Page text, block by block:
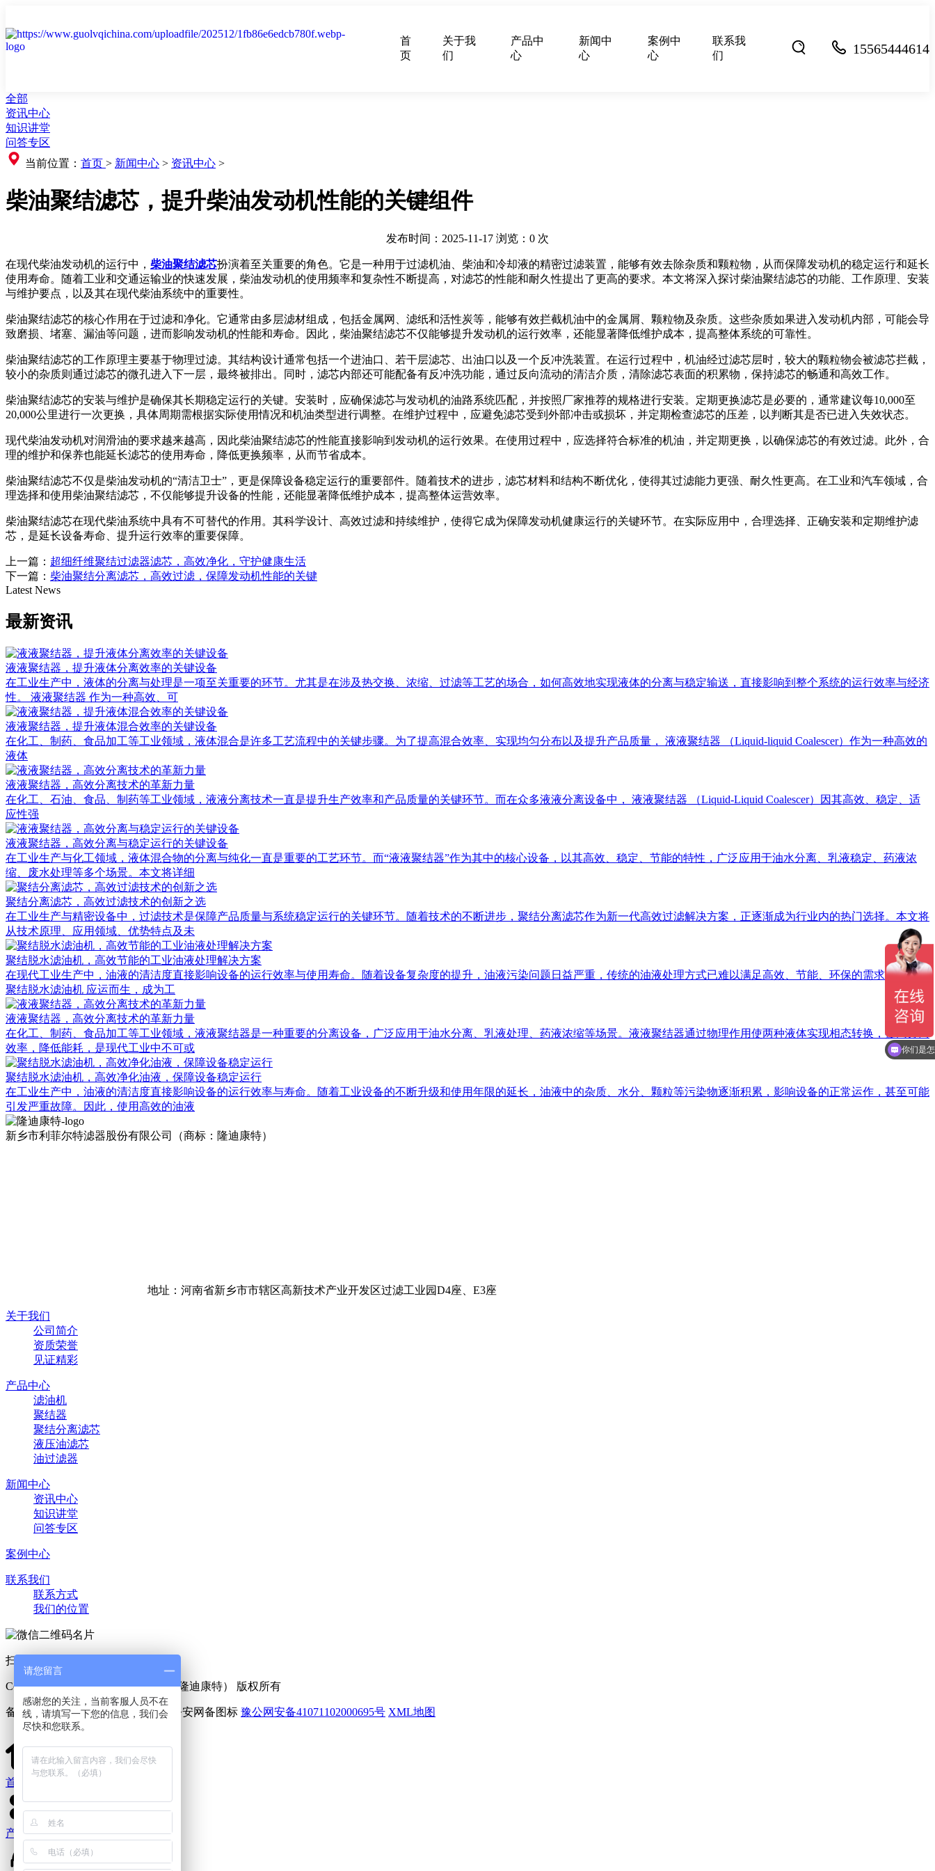
首
页
关于我
们
产品中
心
新闻中
心
案例中
心
联系我
们
15565444614
全部
资讯中心
知识讲堂
问答专区
当前位置： 首页 > 新闻中心 > 资讯中心 >
柴油聚结滤芯，提升柴油发动机性能的关键组件
发布时间：2025-11-17 浏览： 0 次
在现代柴油发动机的运行中， 柴油聚结滤芯扮演着至关重要的角色。它是一种用于过滤机油、柴油和冷却液的精密过滤装置，能够有效去除杂质和颗粒物，从而保障发动机的稳定运行和延长
使用寿命。随着工业和交通运输业的快速发展，柴油发动机的使用频率和复杂性不断提高，对滤芯的性能和耐久性提出了更高的要求。本文将深入探讨柴油聚结滤芯的功能、工作原理、安装
与维护要点，以及其在现代柴油系统中的重要性。
柴油聚结滤芯的核心作用在于过滤和净化。它通常由多层滤材组成，包括金属网、滤纸和活性炭等，能够有效拦截机油中的金属屑、颗粒物及杂质。这些杂质如果进入发动机内部，可能会导
致磨损、堵塞、漏油等问题，进而影响发动机的性能和寿命。因此，柴油聚结滤芯不仅能够提升发动机的运行效率，还能显著降低维护成本，提高整体系统的可靠性。
柴油聚结滤芯的工作原理主要基于物理过滤。其结构设计通常包括一个进油口、若干层滤芯、出油口以及一个反冲洗装置。在运行过程中，机油经过滤芯层时，较大的颗粒物会被滤芯拦截，
较小的杂质则通过滤芯的微孔进入下一层，最终被排出。同时，滤芯内部还可能配备有反冲洗功能，通过反向流动的清洁介质，清除滤芯表面的积累物，保持滤芯的畅通和高效工作。
柴油聚结滤芯的安装与维护是确保其长期稳定运行的关键。安装时，应确保滤芯与发动机的油路系统匹配，并按照厂家推荐的规格进行安装。定期更换滤芯是必要的，通常建议每10,000至
20,000公里进行一次更换，具体周期需根据实际使用情况和机油类型进行调整。在维护过程中，应避免滤芯受到外部冲击或损坏，并定期检查滤芯的压差，以判断其是否已进入失效状态。
现代柴油发动机对润滑油的要求越来越高，因此柴油聚结滤芯的性能直接影响到发动机的运行效果。在使用过程中，应选择符合标准的机油，并定期更换，以确保滤芯的有效过滤。此外，合
理的维护和保养也能延长滤芯的使用寿命，降低更换频率，从而节省成本。
柴油聚结滤芯不仅是柴油发动机的“清洁卫士”，更是保障设备稳定运行的重要部件。随着技术的进步，滤芯材料和结构不断优化，使得其过滤能力更强、耐久性更高。在工业和汽车领域，合
理选择和使用柴油聚结滤芯，不仅能够提升设备的性能，还能显著降低维护成本，提高整体运营效率。
柴油聚结滤芯在现代柴油系统中具有不可替代的作用。其科学设计、高效过滤和持续维护，使得它成为保障发动机健康运行的关键环节。在实际应用中，合理选择、正确安装和定期维护滤
芯，是延长设备寿命、提升运行效率的重要保障。
上一篇： 超细纤维聚结过滤器滤芯，高效净化，守护健康生活
下一篇： 柴油聚结分离滤芯，高效过滤，保障发动机性能的关键
Latest News
最新资讯
液液聚结器，提升液体分离效率的关键设备
在工业生产中，液体的分离与处理是一项至关重要的环节。尤其是在涉及热交换、浓缩、过滤等工艺的场合，如何高效地实现液体的分离与稳定输送，直接影响到整个系统的运行效率与经济
性。 液液聚结器 作为一种高效、可
液液聚结器，提升液体混合效率的关键设备
在化工、制药、食品加工等工业领域，液体混合是许多工艺流程中的关键步骤。为了提高混合效率、实现均匀分布以及提升产品质量， 液液聚结器 （Liquid-liquid Coalescer）作为一种高效的
液体
液液聚结器，高效分离技术的革新力量
在化工、石油、食品、制药等工业领域，液液分离技术一直是提升生产效率和产品质量的关键环节。而在众多液液分离设备中， 液液聚结器 （Liquid-Liquid Coalescer）因其高效、稳定、适
应性强
液液聚结器，高效分离与稳定运行的关键设备
在工业生产与化工领域，液体混合物的分离与纯化一直是重要的工艺环节。而“液液聚结器”作为其中的核心设备，以其高效、稳定、节能的特性，广泛应用于油水分离、乳液稳定、药液浓
缩、废水处理等多个场景。本文将详细
聚结分离滤芯，高效过滤技术的创新之选
在工业生产与精密设备中，过滤技术是保障产品质量与系统稳定运行的关键环节。随着技术的不断进步，聚结分离滤芯作为新一代高效过滤解决方案，正逐渐成为行业内的热门选择。本文将
从技术原理、应用领域、优势特点及未
聚结脱水滤油机，高效节能的工业油液处理解决方案
在现代工业生产中，油液的清洁度直接影响设备的运行效率与使用寿命。随着设备复杂度的提升，油液污染问题日益严重，传统的油液处理方式已难以满足高效、节能、环保的需求。因此，
聚结脱水滤油机 应运而生，成为工
液液聚结器，高效分离技术的革新力量
在化工、制药、食品加工等工业领域，液液聚结器是一种重要的分离设备，广泛应用于油水分离、乳液处理、药液浓缩等场景。液液聚结器通过物理作用使两种液体实现相态转换，提高分离
效率，降低能耗，是现代工业中不可或
聚结脱水滤油机，高效净化油液，保障设备稳定运行
在工业生产中，油液的清洁度直接影响设备的运行效率与寿命。随着工业设备的不断升级和使用年限的延长，油液中的杂质、水分、颗粒等污染物逐渐积累，影响设备的正常运作，甚至可能
引发严重故障。因此，使用高效的油液
新乡市利菲尔特滤器股份有限公司（商标：隆迪康特）
地址：河南省新乡市市辖区高新技术产业开发区过滤工业园D4座、E3座
关于我们
公司简介
资质荣誉
见证精彩
产品中心
滤油机
聚结器
聚结分离滤芯
液压油滤芯
油过滤器
新闻中心
资讯中心
知识讲堂
问答专区
案例中心
联系我们
联系方式
我们的位置
扫一扫 添加好友
Copyright © 2025 利菲尔特（商标：隆迪康特） 版权所有
备案号：豫ICP备11005909号-6 豫公网安备41071102000695号 XML地图
首页
产品中心
你们是
请您留言
感谢您的关注，当前客服人员不在
线，请填写一下您的信息，我们会
尽快和您联系。